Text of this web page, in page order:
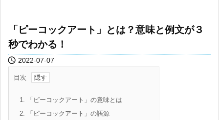
「ピーコックアート」とは？意味と例文が３
秒でわかる！
 2022-07-07
目次
1. 「ピーコックアート」の意味とは
2. 「ピーコックアート」の語源